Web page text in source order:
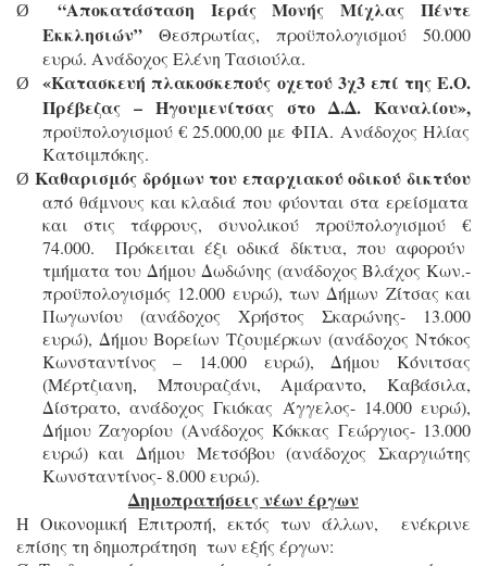
Ø
“Αποκατάσταση Ιεράς Μονής Μίχλας Πέντε
Εκκλησιών”Θεσπρωτίας, προϋπολογισμού 50.000
ευρώ. Ανάδοχος Ελένη Τασιούλα.
Ø
«Κατασκευή πλακοσκεπούς οχετού 3χ3 επί της Ε.Ο.
Πρέβεζας – Ηγουμενίτσας στο Δ.Δ. Καναλίου»,
προϋπολογισμού € 25.000,00 με ΦΠΑ. Ανάδοχος Ηλίας
Κατσιμπόκης.
Ø Καθαρισμός δρόμων του επαρχιακού οδικού δικτύου
από θάμνους και κλαδιά που φύονται στα ερείσματα
και στις τάφρους, συνολικού προϋπολογισμού €
74.000. Πρόκειται έξι οδικά δίκτυα, που αφορούν
τμήματα του Δήμου Δωδώνης (ανάδοχος Βλάχος Κων.-
προϋπολογισμός 12.000 ευρώ), των Δήμων Ζίτσας και
Πωγωνίου (ανάδοχος Χρήστος Σκαρώνης- 13.000
ευρώ), Δήμου Βορείων Τζουμέρκων (ανάδοχος Ντόκος
Κωνσταντίνος – 14.000 ευρώ), Δήμου Κόνιτσας
(Μέρτζιανη, Μπουραζάνι, Αμάραντο, Καβάσιλα,
Δίστρατο, ανάδοχος Γκιόκας Άγγελος- 14.000 ευρώ),
Δήμου Ζαγορίου (Ανάδοχος Κόκκας Γεώργιος- 13.000
ευρώ) και Δήμου Μετσόβου (ανάδοχος Σκαργιώτης
Κωνσταντίνος- 8.000 ευρώ).
Δημοπρατήσεις νέων έργων
Η Οικονομική Επιτροπή, εκτός των άλλων, ενέκρινε
επίσης τη δημοπράτηση των εξής έργων: